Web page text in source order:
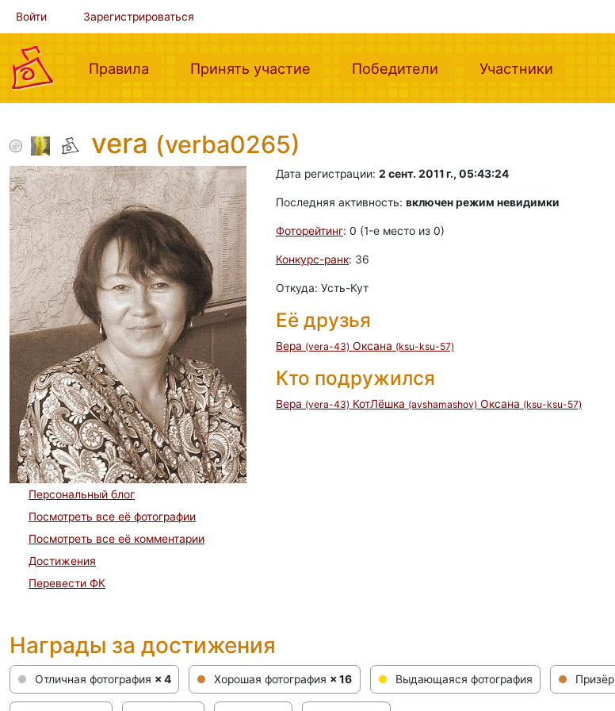
Войти Зарегистрироваться
Правила (current)Принять участие (current)Победители (current)Участники
vera (verba0265)
Персональный блог
Посмотреть все её фотографии
Посмотреть все её комментарии
Достижения
Перевести ФК
Дата регистрации: 2 сент. 2011 г., 05:43:24
Последняя активность: включен режим невидимки
Фоторейтинг: 0 (1-e место из 0)
Конкурс-ранк: 36
Откуда: Усть-Кут
Её друзья
Вера (vera-43) Оксана (ksu-ksu-57)
Кто подружился
Вера (vera-43) КотЛёшка (avshamashov) Оксана (ksu-ksu-57)
Награды за достижения
Отличная фотография × 4 Хорошая фотография × 16 Выдающаяся фотография Призёр